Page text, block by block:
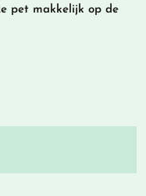
pet makkelijk op de